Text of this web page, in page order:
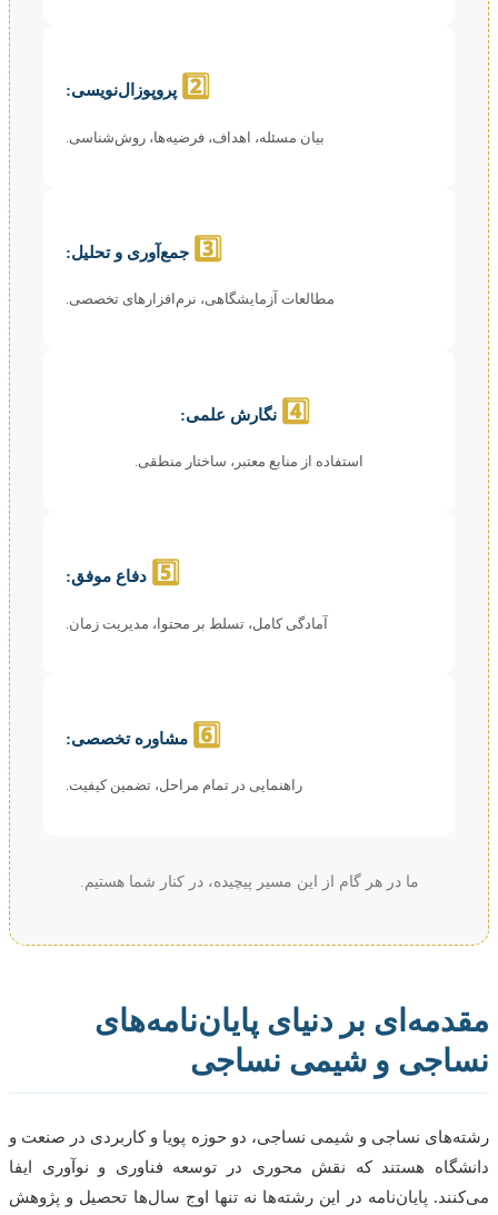
پروپوزال‌نویسی:
بیان مسئله، اهداف، فرضیه‌ها، روش‌شناسی.
جمع‌آوری و تحلیل:
مطالعات آزمایشگاهی، نرم‌افزارهای تخصصی.
نگارش علمی:
استفاده از منابع معتبر، ساختار منطقی.
دفاع موفق:
آمادگی کامل، تسلط بر محتوا، مدیریت زمان.
مشاوره تخصصی:
راهنمایی در تمام مراحل، تضمین کیفیت.
ما در هر گام از این مسیر پیچیده، در کنار شما هستیم.
بر دنیای پایان‌نامه‌های
و شیمی نساجی
نساجی و شیمی نساجی، دو حوزه پویا و کاربردی در صنعت و
هستند که نقش محوری در توسعه فناوری و نوآوری ایفا
پایان‌نامه در این رشته‌ها نه تنها اوج سال‌ها تحصیل و پژوهش